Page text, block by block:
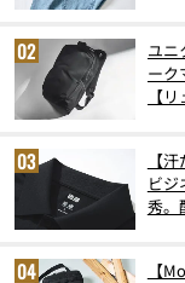
ユニ
ーク
【
【
ビ
秀。
【